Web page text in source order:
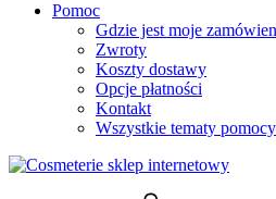
Pomoc
Gdzie jest moje
Zwroty
Koszty dostawy
Opcje płatności
Kontakt
Wszystkie tematy pomocy